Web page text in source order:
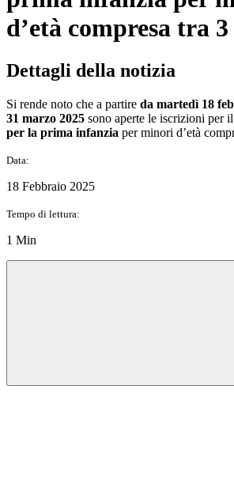
d’età compresa tra 3
Dettagli della notizia
Si rende noto che a partire da martedì 18
31 marzo 2025 sono aperte le iscrizioni per il
per la prima infanzia per minori d’età
Data:
18 Febbraio 2025
Tempo di lettura:
1 Min